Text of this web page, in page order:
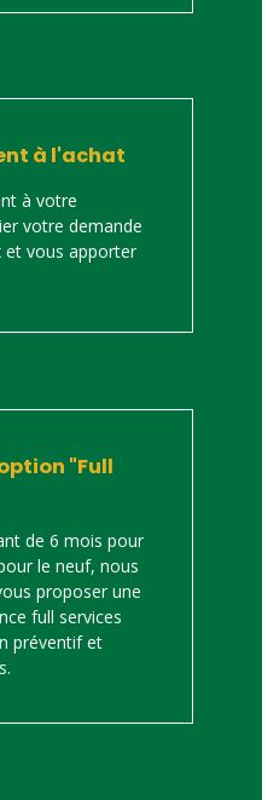
à l'achat
à votre
votre demande
et vous apporter
"Full
de 6 mois pour
le neuf, nous
proposer une
full services
préventif et